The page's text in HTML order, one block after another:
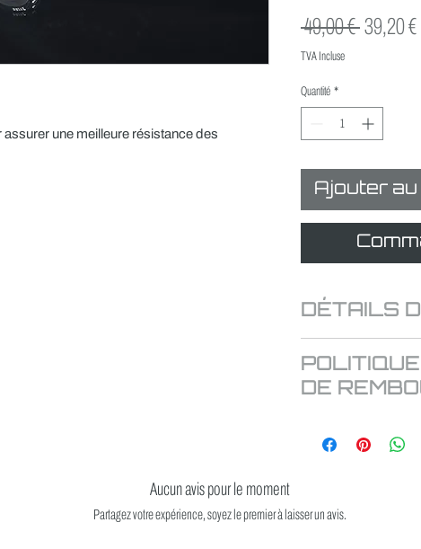
une meilleure résistance des
49,00 € Prix
39,20 €
TVA Incluse
Quantité *
Ajouter au
DÉTAILS
Roulements à billes
Pour installer un
DE
remboursable.
Aucun avis pour le moment
Partagez votre expérience, soyez le premier à laisser un avis.